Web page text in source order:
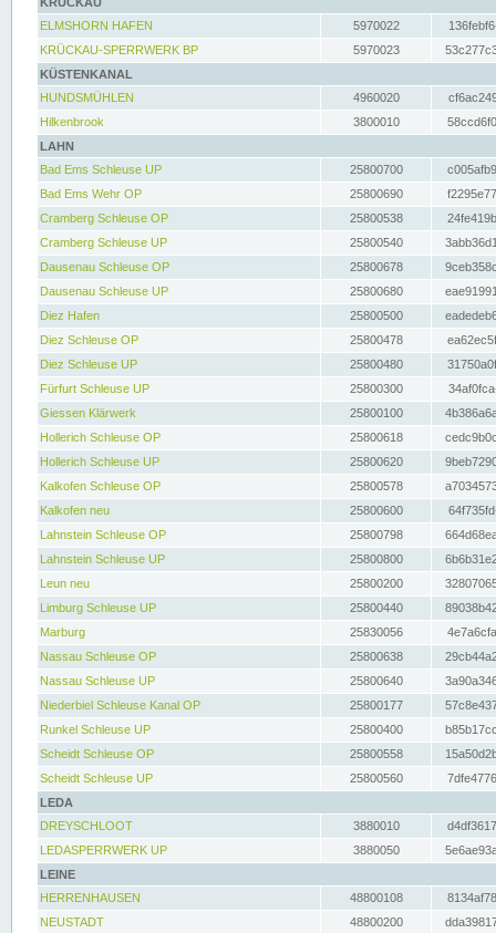
ELMSHORN HAFEN
5970022
KRÜCKAU-SPERRWERK BP
5970023
KÜSTENKANAL
HUNDSMÜHLEN
4960020
Hilkenbrook
3800010
LAHN
Bad Ems Schleuse UP
25800700
Bad Ems Wehr OP
25800690
Cramberg Schleuse OP
25800538
Cramberg Schleuse UP
25800540
Dausenau Schleuse OP
25800678
Dausenau Schleuse UP
25800680
Diez Hafen
25800500
Diez Schleuse OP
25800478
Diez Schleuse UP
25800480
Fürfurt Schleuse UP
25800300
Giessen Klärwerk
25800100
Hollerich Schleuse OP
25800618
Hollerich Schleuse UP
25800620
Kalkofen Schleuse OP
25800578
Kalkofen neu
25800600
Lahnstein Schleuse OP
25800798
Lahnstein Schleuse UP
25800800
Leun neu
25800200
Limburg Schleuse UP
25800440
Marburg
25830056
Nassau Schleuse OP
25800638
Nassau Schleuse UP
25800640
Niederbiel Schleuse Kanal OP
25800177
Runkel Schleuse UP
25800400
Scheidt Schleuse OP
25800558
Scheidt Schleuse UP
25800560
LEDA
DREYSCHLOOT
3880010
LEDASPERRWERK UP
3880050
LEINE
HERRENHAUSEN
48800108
NEUSTADT
48800200